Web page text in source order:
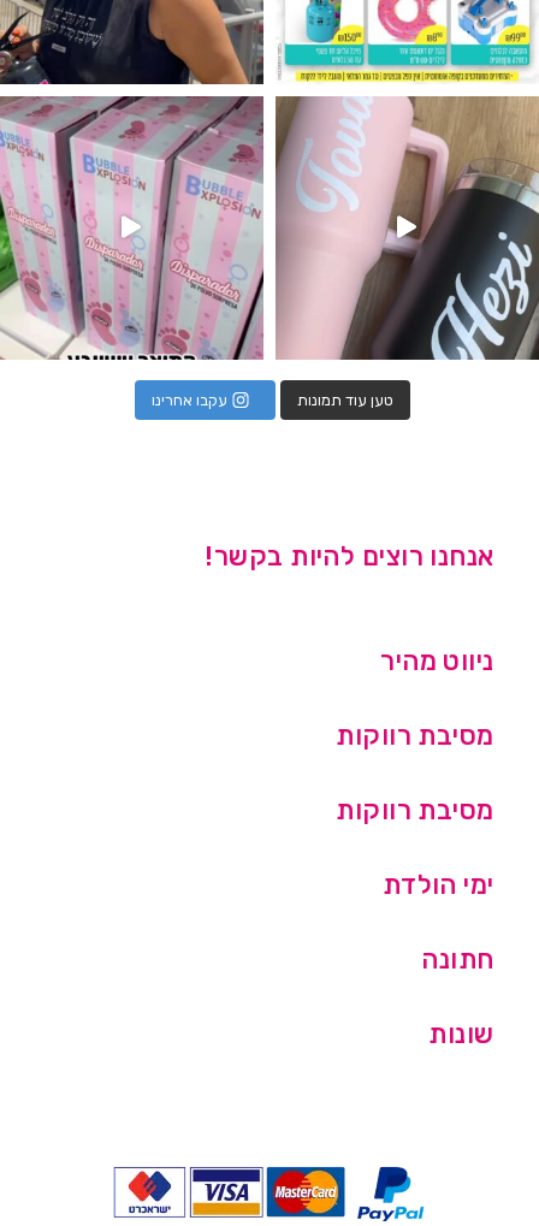
מטף לגילוי מין העובר חזר למלא
טען עוד תמונות עקבו אחרינו
אנחנו רוצים להיות בקשר!
ניווט מהיר
מסיבת רווקות
מסיבת רווקות
ימי הולדת
חתונה
שונות